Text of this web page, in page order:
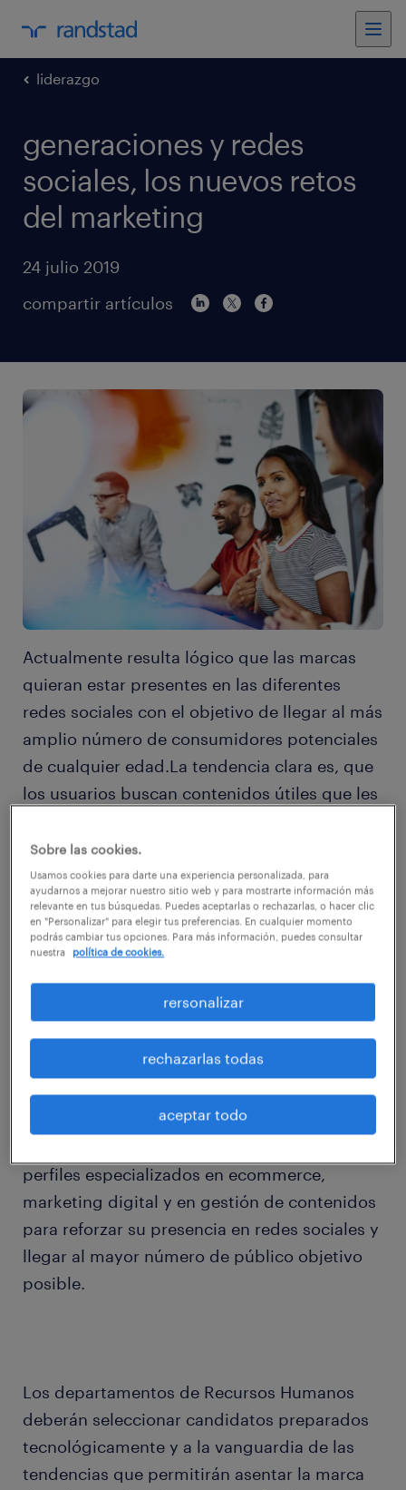
liderazgo
generaciones y redes
sociales, los nuevos retos
del marketing
24 julio 2019
compartir artículos
Actualmente resulta lógico que las marcas
quieran estar presentes en las diferentes
redes sociales con el objetivo de llegar al más
amplio número de consumidores potenciales
de cualquier edad.La tendencia clara es, que
los usuarios buscan contenidos útiles que les
cualquier producto o servicio, bien sea a
través de la cuenta directa de la marca o de
opiniones de influencers.
En coalición a este último aspecto, se observa
la tendencia de que cada vez más
profesionales del sector publicitario cuentan
con los servicios de influencers en redes
sociales, sobre todo en Instagram. Ante esta
perfiles especializados en ecommerce,
marketing digital y en gestión de contenidos
para reforzar su presencia en redes sociales y
llegar al mayor número de público objetivo
posible.
Los departamentos de Recursos Humanos
deberán seleccionar candidatos preparados
tecnológicamente y a la vanguardia de las
tendencias que permitirán asentar la marca
Sobre las cookies.
Usamos cookies para darte una experiencia personalizada, para
ayudarnos a mejorar nuestro sitio web y para mostrarte información más
relevante en tus búsquedas. Puedes aceptarlas o rechazarlas, o hacer clic
en "Personalizar" para elegir tus preferencias. En cualquier momento
podrás cambiar tus opciones. Para más información, puedes consultar
nuestra
política de cookies.
rersonalizar
rechazarlas todas
aceptar todo